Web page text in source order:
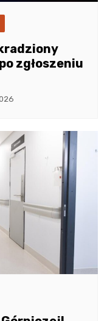
zgłoszeniu